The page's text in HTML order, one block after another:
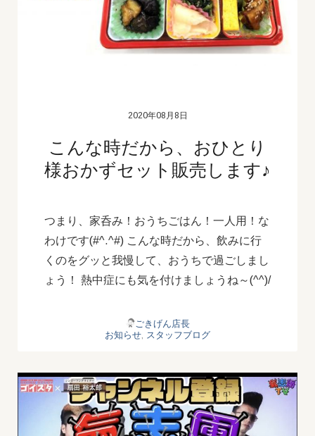
2020年08月8日
こんな時だから、おひとり
様おかずセット販売します♪
つまり、家呑み！おうちごはん！一人用！な
わけです(#^.^#) こんな時だから、飲みに行
くのをグッと我慢して、おうちで過ごしまし
ょう！ 熱中症にも気を付けましょうね～(^^)/
ごきげん店長
お知らせ スタッフブログ